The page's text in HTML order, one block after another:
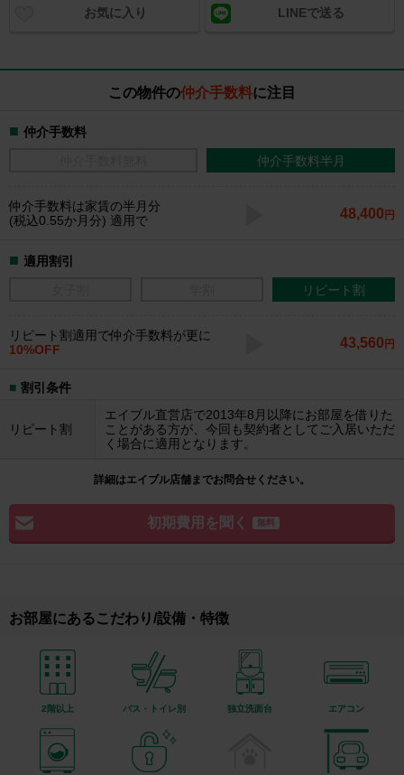
お気に入り LINEで送る
この物件の仲介手数料に注目
仲介手数料
仲介手数料半月
仲介手数料は家賃の半月分
(税込0.55か月分) 適用で
48,400 円
適用割引
リピート割
リピート割適用で仲介手数料が更に
10%OFF
43,560 円
割引条件
リピート割
エイブル直営店で2013年8月以降にお部屋を借りた
ことがある方が、今回も契約者としてご入居いただ
く場合に適用となります。
詳細はエイブル店舗までお問合せください。
初期費用を聞く 無料
お部屋にあるこだわり/設備・特徴
2階以上 バス・トイレ別 独立洗面台 エアコン